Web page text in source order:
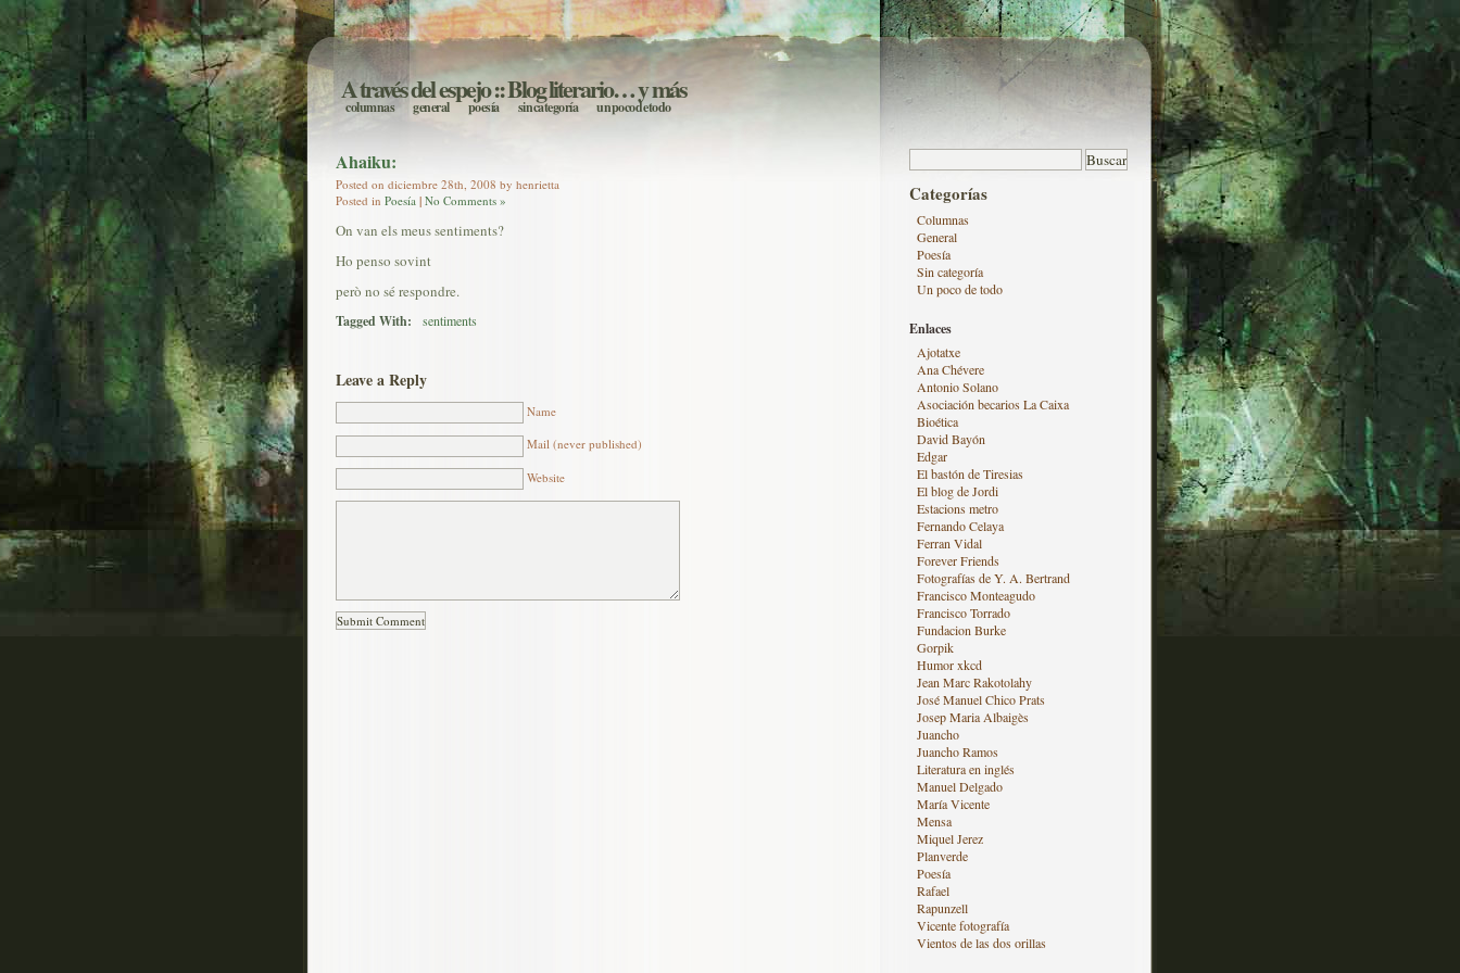
A través del espejo:: Blog literario… y más
columnas general poesía sin categoría un poco de todo
Ahaiku:
Posted on diciembre 28th, 2008 by henrietta
Posted in Poesía | No Comments »
On van els meus sentiments?
Ho penso sovint
però no sé respondre.
Tagged With: sentiments
Leave a Reply
Name
Mail (never published)
Website
Categorías
Columnas
General
Poesía
Sin categoría
Un poco de todo
Enlaces
Ajotatxe
Ana Chévere
Antonio Solano
Asociación becarios La Caixa
Bioética
David Bayón
Edgar
El bastón de Tiresias
El blog de Jordi
Estacions metro
Fernando Celaya
Ferran Vidal
Forever Friends
Fotografías de Y. A. Bertrand
Francisco Monteagudo
Francisco Torrado
Fundacion Burke
Gorpik
Humor xkcd
Jean Marc Rakotolahy
José Manuel Chico Prats
Josep Maria Albaigès
Juancho
Juancho Ramos
Literatura en inglés
Manuel Delgado
María Vicente
Mensa
Miquel Jerez
Planverde
Poesía
Rafael
Rapunzell
Vicente fotografía
Vientos de las dos orillas